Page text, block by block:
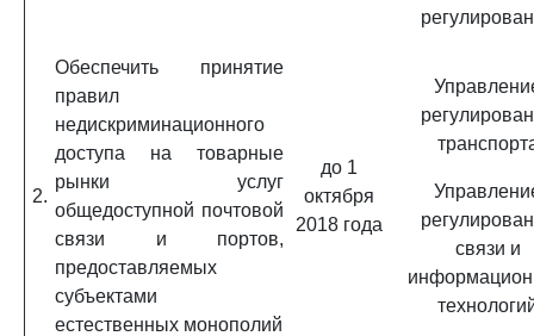
2.
Обеспечить принятие
правил
недискриминационного
доступа на товарные
рынки услуг
общедоступной почтовой
связи и портов,
предоставляемых
субъектами
естественных монополий
до 1
октября
2018 года
связи и